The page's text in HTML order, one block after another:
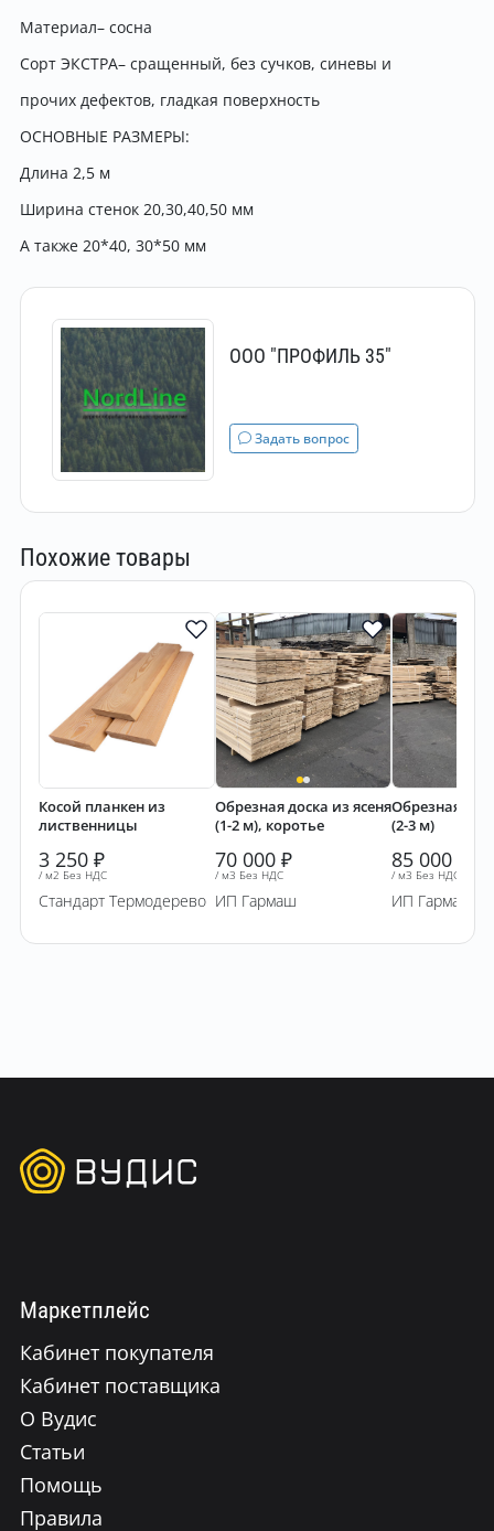
Материал– сосна
Сорт ЭКСТРА– сращенный, без сучков, синевы и
прочих дефектов, гладкая поверхность
ОСНОВНЫЕ РАЗМЕРЫ:
Длина 2,5 м
Ширина стенок 20,30,40,50 мм
А также 20*40, 30*50 мм
ООО "ПРОФИЛЬ 35"
Задать вопрос
Похожие товары
3 250 ₽
/ м2 Без НДС
Косой планкен из
лиственницы
Стандарт Термодерево
70 000 ₽
/ м3 Без НДС
Обрезная доска из ясеня
(1-2 м), коротье
ИП Гармаш
85 000
/ м3 Без НДС
Обрезная
(2-3 м)
ИП Гармаш
Маркетплейс
Кабинет покупателя
Кабинет поставщика
О Вудис
Статьи
Помощь
Правила